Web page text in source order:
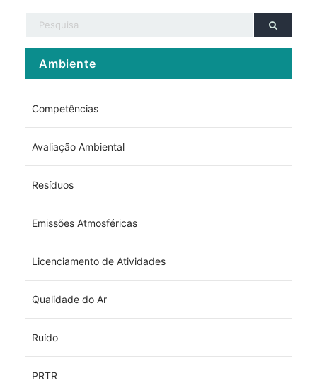
Ambiente
Competências
Avaliação Ambiental
Resíduos
Emissões Atmosféricas
Licenciamento de Atividades
Qualidade do Ar
Ruído
PRTR